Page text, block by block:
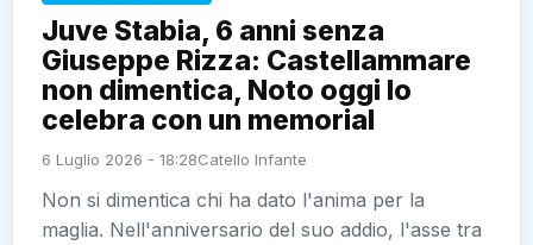
Juve Stabia, 6 anni senza
Giuseppe Rizza: Castellammare
non dimentica, Noto oggi lo
celebra con un memorial
6 Luglio 2026 - 18:28Catello Infante
Non si dimentica chi ha dato l'anima per la
maglia. Nell'anniversario del suo addio, l'asse tra